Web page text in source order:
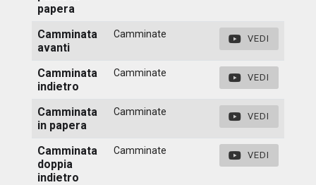
papera
Camminata
avanti
Camminate VEDI
Camminata
indietro
Camminate VEDI
Camminata
in papera
Camminate VEDI
Camminata
doppia
indietro
Camminate VEDI